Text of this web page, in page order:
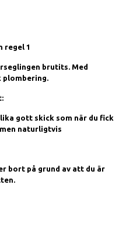
regel 1
brutits. Med
plombering.
gott skick som när du fick
naturligtvis
bort på grund av att du är